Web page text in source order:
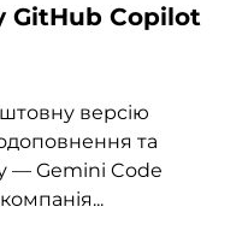
GitHub Copilot
версію
та
— Gemini Code